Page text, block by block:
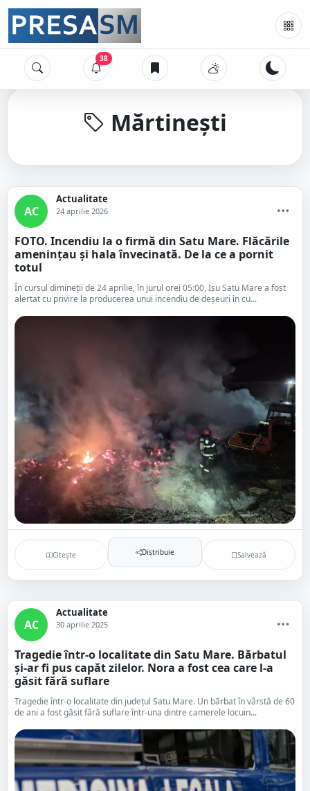
38
Mărtinești
AC
Actualitate
24 aprilie 2026
FOTO. Incendiu la o firmă din Satu Mare. Flăcările
amenințau și hala învecinată. De la ce a pornit
totul
În cursul dimineții de 24 aprilie, în jurul orei 05:00, Isu Satu Mare a fost
alertat cu privire la producerea unui incendiu de deșeuri în cu...
Citește Distribuie Salvează
AC
Actualitate
30 aprilie 2025
Tragedie într-o localitate din Satu Mare. Bărbatul
și-ar fi pus capăt zilelor. Nora a fost cea care l-a
găsit fără suflare
Tragedie într-o localitate din județul Satu Mare. Un bărbat în vârstă de 60
de ani a fost găsit fără suflare într-una dintre camerele locuin...